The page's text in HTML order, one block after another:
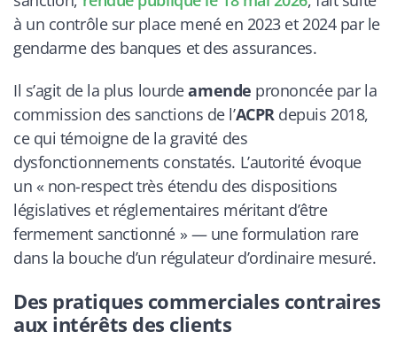
à un contrôle sur place mené en 2023 et 2024 par le
gendarme des banques et des assurances.
Il s’agit de la plus lourdeamende prononcée par la
commission des sanctions de l’ACPRdepuis 2018,
ce qui témoigne de la gravité des
dysfonctionnements constatés. L’autorité évoque
un « non-respect très étendu des dispositions
législatives et réglementaires méritant d’être
fermement sanctionné » — une formulation rare
dans la bouche d’un régulateur d’ordinaire mesuré.
Des pratiques commerciales contraires
aux intérêts des clients